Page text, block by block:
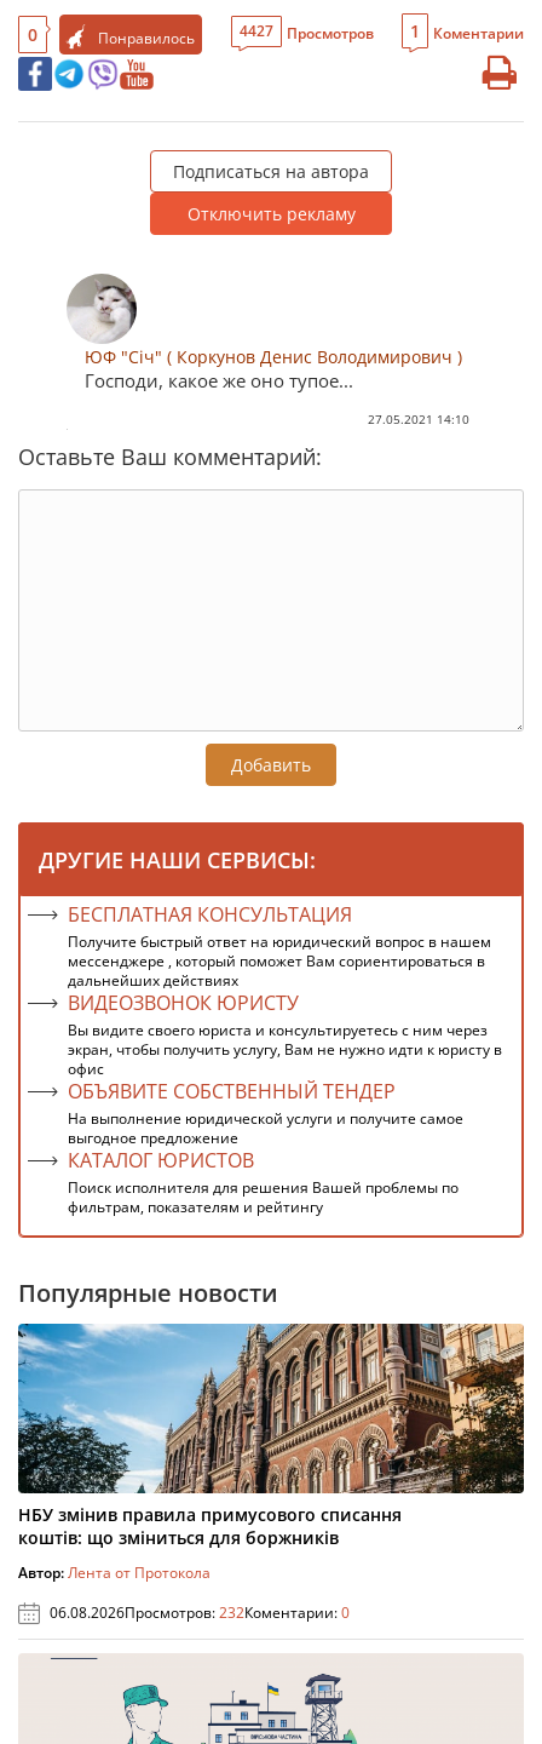
0 Понравилось 4427 Просмотров 1 Коментарии
Подписаться на автора
Отключить рекламу
ЮФ "Січ" ( Коркунов Денис Володимирович )
Господи, какое же оно тупое...
27.05.2021 14:10
Оставьте Ваш комментарий:
Добавить
ДРУГИЕ НАШИ СЕРВИСЫ:
БЕСПЛАТНАЯ КОНСУЛЬТАЦИЯ
Получите быстрый ответ на юридический вопрос в нашем
мессенджере , который поможет Вам сориентироваться в
дальнейших действиях
ВИДЕОЗВОНОК ЮРИСТУ
Вы видите своего юриста и консультируетесь с ним через
экран, чтобы получить услугу, Вам не нужно идти к юристу в
офис
ОБЪЯВИТЕ СОБСТВЕННЫЙ ТЕНДЕР
На выполнение юридической услуги и получите самое
выгодное предложение
КАТАЛОГ ЮРИСТОВ
Поиск исполнителя для решения Вашей проблемы по
фильтрам, показателям и рейтингу
Популярные новости
НБУ змінив правила примусового списання
коштів: що зміниться для боржників
Автор:Лента от Протокола
06.08.2026Просмотров:232Коментарии:0